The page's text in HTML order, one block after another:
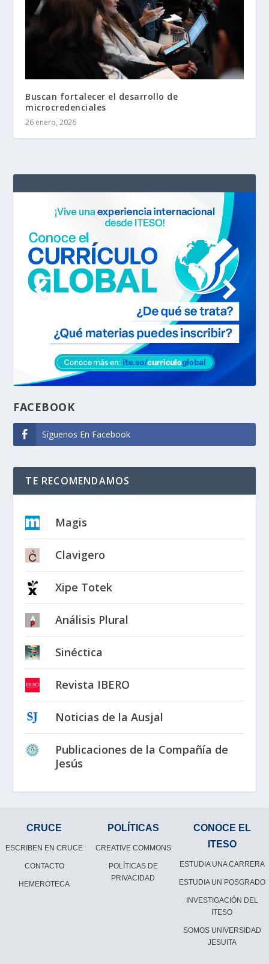
Buscan fortalecer el desarrollo de
microcredenciales
26 enero, 2026
FACEBOOK
Síguenos En Facebook
TE RECOMENDAMOS
Magis
Clavigero
Xipe Totek
Análisis Plural
Sinéctica
Revista IBERO
Noticias de la Ausjal
Publicaciones de la Compañía de
Jesús
CRUCE
ESCRIBEN EN CRUCE
CONTACTO
HEMEROTECA
POLÍTICAS
CREATIVE COMMONS
POLÍTICAS DE
PRIVACIDAD
CONOCE EL
ITESO
ESTUDIA UNA CARRERA
ESTUDIA UN POSGRADO
INVESTIGACIÓN DEL
ITESO
SOMOS UNIVERSIDAD
JESUITA